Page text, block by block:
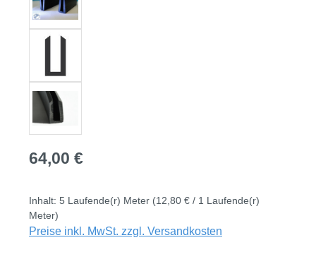
Regulärer Preis:
64,00 €
Inhalt: 5 Laufende(r) Meter (12,80 € / 1 Laufende(r)
Meter)
Preise inkl. MwSt. zzgl. Versandkosten